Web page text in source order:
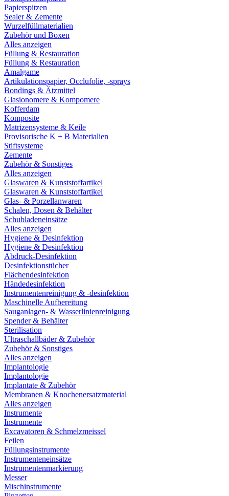
Papierspitzen
Sealer & Zemente
Wurzelfüllmaterialien
Zubehör und Boxen
Alles anzeigen
Füllung & Restauration
Füllung & Restauration
Amalgame
Artikulationspapier, Occlufolie, -sprays
Bondings & Ätzmittel
Glasionomere & Kompomere
Kofferdam
Komposite
Matrizensysteme & Keile
Provisorische K + B Materialien
Stiftsysteme
Zemente
Zubehör & Sonstiges
Alles anzeigen
Glaswaren & Kunststoffartikel
Glaswaren & Kunststoffartikel
Glas- & Porzellanwaren
Schalen, Dosen & Behälter
Schubladeneinsätze
Alles anzeigen
Hygiene & Desinfektion
Hygiene & Desinfektion
Abdruck-Desinfektion
Desinfektionstücher
Flächendesinfektion
Händedesinfektion
Instrumentenreinigung & -desinfektion
Maschinelle Aufbereitung
Sauganlagen- & Wasserlinienreinigung
Spender & Behälter
Sterilisation
Ultraschallbäder & Zubehör
Zubehör & Sonstiges
Alles anzeigen
Implantologie
Implantologie
Implantate & Zubehör
Membranen & Knochenersatzmaterial
Alles anzeigen
Instrumente
Instrumente
Excavatoren & Schmelzmeissel
Feilen
Füllungsinstrumente
Instrumenteneinsätze
Instrumentenmarkierung
Messer
Mischinstrumente